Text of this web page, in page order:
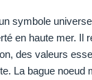
symbole
en haute mer. Il
des valeurs
La bague noeud